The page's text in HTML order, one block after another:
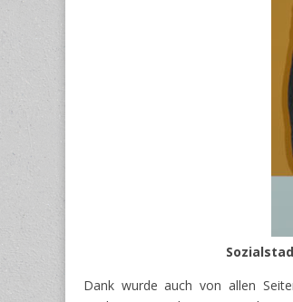
Dank wurde auch von allen